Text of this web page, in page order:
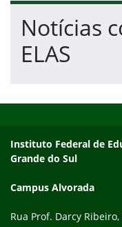
Fim da navegação
Início do conteúdo
Notícias
ELAS
Endereço
Instituto Federal de
Grande do Sul
Campus Alvorada
Rua Prof. Darcy